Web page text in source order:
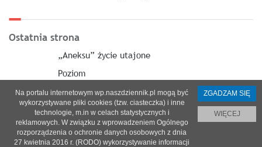
Ostatnia strona
„Aneksu” życie utajone
Poziom
O nas| Reklama|Prenumerata|
Na portalu internetowym wp.naszdziennik.pl mogą być
wykorzystywane pliki cookies (tzw. ciasteczka) i inne
technologie, m.in w celach statystycznych i
reklamowych. W związku z wprowadzeniem Ogólnego
rozporządzenia o ochronie danych osobowych z dnia
27 kwietnia 2016 r. (RODO) wykorzystywanie informacji
ZGADZAM SIĘ
WIĘCEJ